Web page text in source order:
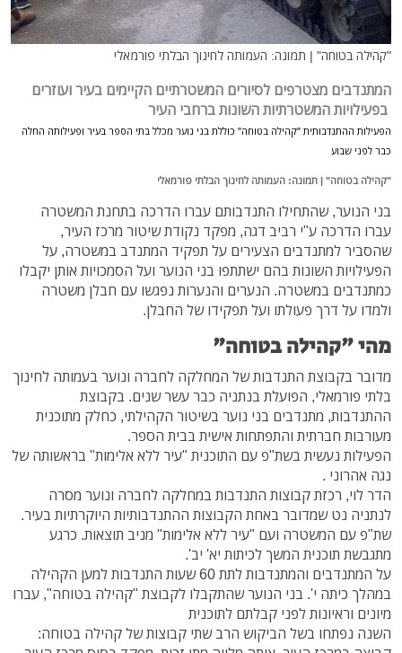
"קהילה בטוחה" | תמונה: העמותה לחינוך הבלתי פורמאלי
המתנדבים מצטרפים לסיורים המשטרתיים הקיימים בעיר ועוזרים
בפעילויות המשטרתיות השונות ברחבי העיר
הפעילות ההתנדבותית "קהילה בטוחה" כוללת בני נוער מכלל בתי הספר בעיר ופעילותה החלה
כבר לפני שבוע
"קהילה בטוחה" | תמונה: העמותה לחינוך הבלתי פורמאלי
בני הנוער, שהתחילו התנדבותם עברו הדרכה בתחנת המשטרה
עברו הדרכה ע"י רביב דגה, מפקד נקודת שיטור מרכז העיר,
שהסביר למתנדבים הצעירים על תפקיד המתנדב במשטרה, על
הפעילויות השונות בהם ישתתפו בני הנוער ועל הסמכויות אותן יקבלו
כמתנדבים במשטרה. הנערים והנערות נפגשו עם חבלן משטרה
ולמדו על דרך פעולתו ועל תפקידו של החבלן.
מהי "קהילה בטוחה"
מדובר בקבוצת התנדבות של המחלקה לחברה ונוער בעמותה לחינוך
בלתי פורמאלי, הפועלת בנתניה כבר עשר שנים. בקבוצת
ההתנדבות, מתנדבים בני נוער בשיטור הקהילתי, כחלק מתוכנית
מעורבות חברתית והתפתחות אישית בבית הספר.
הפעילות נעשית בשת"פ עם התוכנית "עיר ללא אלימות" בראשותה של
נגה אהרוני .
הדר לוי, רכזת קבוצות התנדבות במחלקה לחברה ונוער מסרה
לנתניה נט שמדובר באחת הקבוצות ההתנדבותיות היוקרתיות בעיר.
שת"פ עם המשטרה ועם "עיר ללא אלימות" מניב תוצאות. כרגע
מתגבשת תוכנית המשך לכיתות יא' יב'.
על המתנדבים והמתנדבות לתת 60 שעות התנדבות למען הקהילה
במהלך כיתה י'. בני הנוער שהתקבלו לקבוצת "קהילה בטוחה", עברו
מיונים וראיונות לפני קבלתם לתוכנית
השנה נפתחו בשל הביקוש הרב שתי קבוצות של קהילה בטוחה: